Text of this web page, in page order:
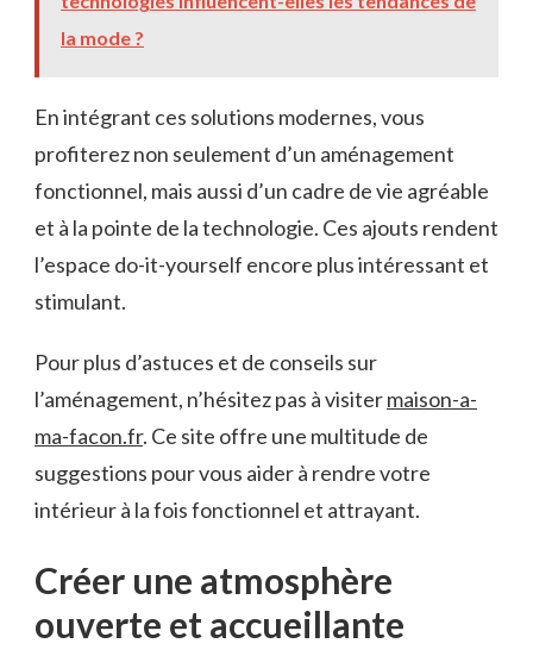
la mode ?
En intégrant ces solutions modernes, vous
profiterez non seulement d’un aménagement
fonctionnel, mais aussi d’un cadre de vie agréable
et à la pointe de la technologie. Ces ajouts rendent
l’espace do-it-yourself encore plus intéressant et
stimulant.
Pour plus d’astuces et de conseils sur
l’aménagement, n’hésitez pas à visitermaison-a-
ma-facon.fr. Ce site offre une multitude de
suggestions pour vous aider à rendre votre
intérieur à la fois fonctionnel et attrayant.
Créer une atmosphère
ouverte et accueillante